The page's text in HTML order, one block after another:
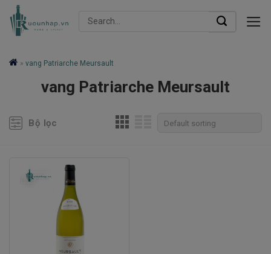
Skip
Search
» vang Patriarche Meursault
vang Patriarche Meursault
Bộ lọc